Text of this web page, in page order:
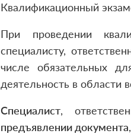
Квалификационный
При проведении
специалисту,
числе обязательных
деятельность в области
Специалист,
предъявлении документа